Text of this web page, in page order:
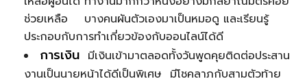
ช่วยเหลือ บางคนผันตัวเองมาเป็นหมอดู และเรียนรู้
ประกอบกับการทำเกี่ยวข้องกับออนไลน์ได้ดี
การเงิน มีเงินเข้ามาตลอดทั้งวันพูดคุยติดต่อประสาน
งานเป็นนายหน้าได้ดีเป็นพิเศษ มีโชคลาภกับสามตัวท้าย